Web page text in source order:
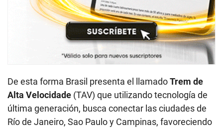
De esta forma Brasil presenta el llamadoTrem de
Alta Velocidade (TAV) que utilizando tecnología de
última generación, busca conectar las ciudades de
Río de Janeiro, Sao Paulo y Campinas, favoreciendo